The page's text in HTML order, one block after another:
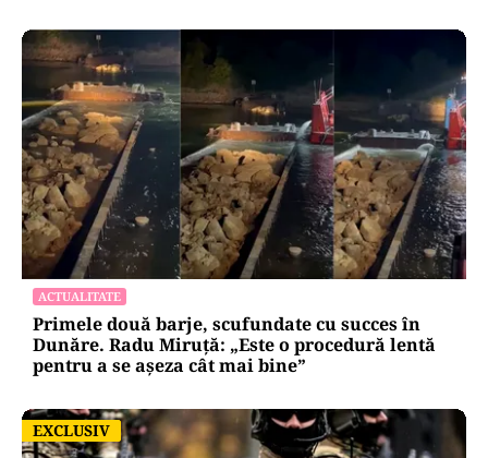
ACTUALITATE
Primele două barje, scufundate cu succes în
Dunăre. Radu Miruță: „Este o procedură lentă
pentru a se așeza cât mai bine”
EXCLUSIV
EXCLUSIV